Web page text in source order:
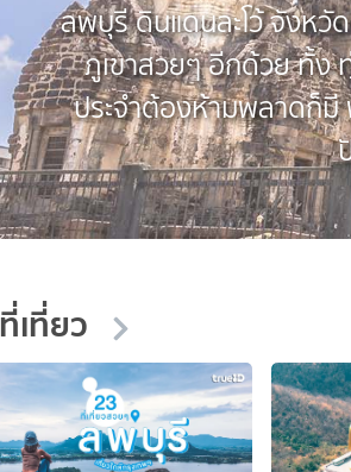
ลพบุรี ดินแดนละโว้ จังหวั
ภูเขาสวยๆ อีกด้วย ทั้ง
ประจำต้องห้ามพลาดก็มี
ที่เที่ยว